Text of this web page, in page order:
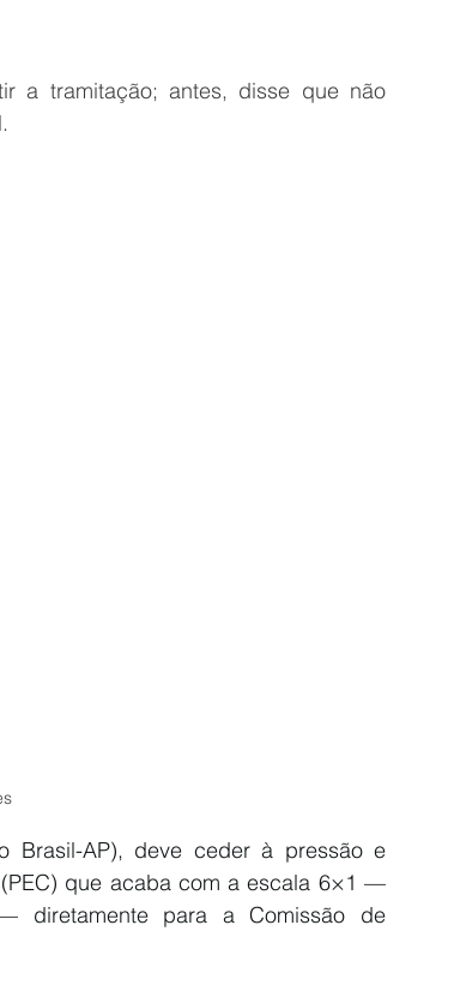
a tramitação; antes, disse que não
Brasil-AP), deve ceder à pressão e
que acaba com a escala 6×1 —
diretamente para a Comissão de